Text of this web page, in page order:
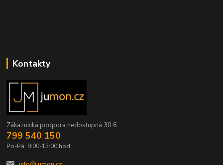
Kontakty
Zákaznická podpora nedostupná 30.6.
799 540 150
Po-Pá: 8:00-13:00 hod.